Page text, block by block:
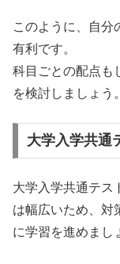
このように、自分
有利です。
科目ごとの配点も
を検討しましょう。
大学入学共通
大学入学共通テス
は幅広いため、対
に学習を進めまし